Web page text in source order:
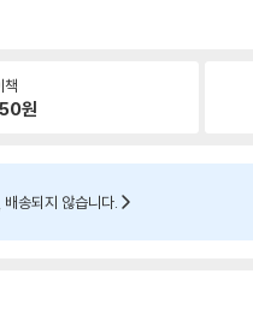
책
원
배송되지 않습니다.